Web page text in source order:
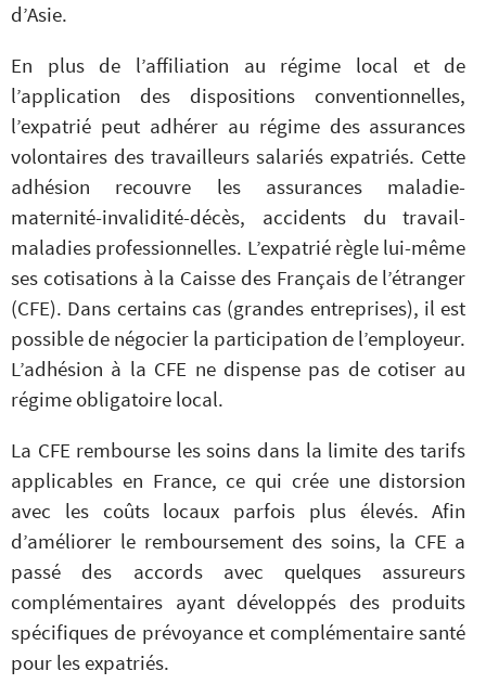
d’Asie.
En plus de l’affiliation au régime local et de
l’application des dispositions conventionnelles,
l’expatrié peut adhérer au régime des assurances
volontaires des travailleurs salariés expatriés. Cette
adhésion recouvre les assurances maladie-
maternité-invalidité-décès, accidents du travail-
maladies professionnelles. L’expatrié règle lui-même
ses cotisations à la Caisse des Français de l’étranger
(CFE). Dans certains cas (grandes entreprises), il est
possible de négocier la participation de l’employeur.
L’adhésion à la CFE ne dispense pas de cotiser au
régime obligatoire local.
La CFE rembourse les soins dans la limite des tarifs
applicables en France, ce qui crée une distorsion
avec les coûts locaux parfois plus élevés. Afin
d’améliorer le remboursement des soins, la CFE a
passé des accords avec quelques assureurs
complémentaires ayant développés des produits
spécifiques de prévoyance et complémentaire santé
pour les expatriés.